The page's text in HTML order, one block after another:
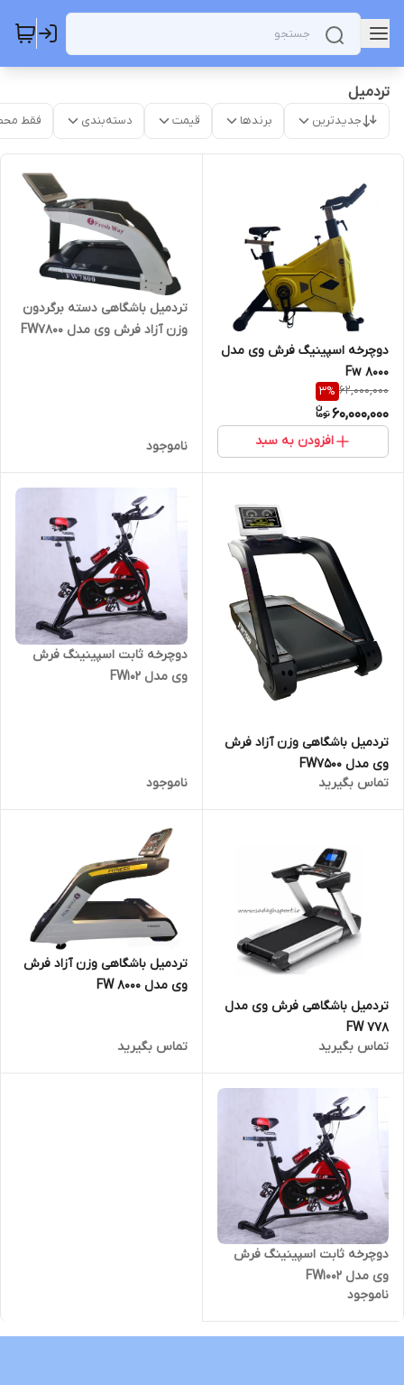
تردمیل
جدیدترین برندها قیمت دسته‌بندی فقط
دوچرخه اسپینیگ فرش وی مدل
Fw 8000
62,000,000
3%
60,000,000
افزودن به سبد
تردمیل باشگاهی دسته برگردون
وزن آزاد فرش وی مدل FW7800
ناموجود
تردمیل باشگاهی وزن آزاد فرش
وی مدل FW7500
تماس بگیرید
دوچرخه ثابت اسپینینگ فرش
وی مدل FW102
ناموجود
تردمیل باشگاهی فرش وی مدل
FW 778
تماس بگیرید
تردمیل باشگاهی وزن آزاد فرش
وی مدل FW 8000
تماس بگیرید
دوچرخه ثابت اسپینینگ فرش
وی مدل FW1002
ناموجود